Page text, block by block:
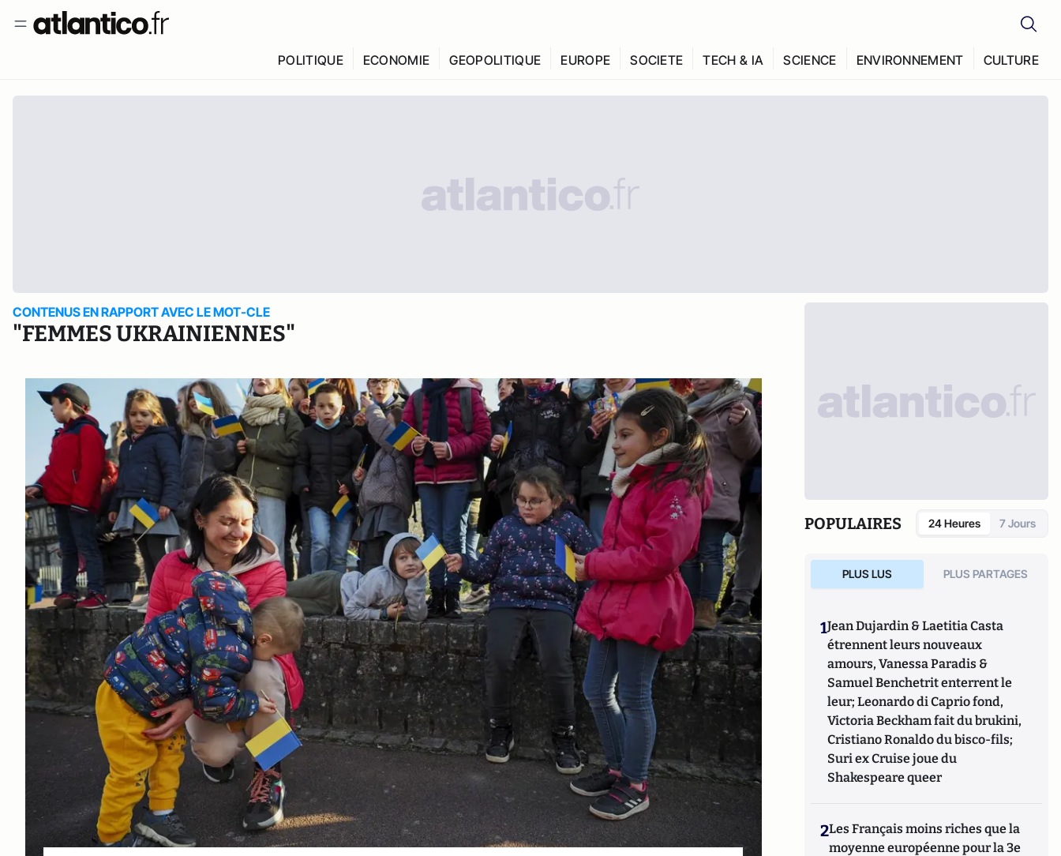
POLITIQUE ECONOMIE GEOPOLITIQUE EUROPE SOCIETE TECH & IA SCIENCE ENVIRONNEMENT CULTURE
CONTENUS EN RAPPORT AVEC LE MOT-CLE
"FEMMES UKRAINIENNES"
POPULAIRES 24 Heures 7 Jours
PLUS LUS PLUS PARTAGES
1Jean Dujardin & Laetitia Casta
étrennent leurs nouveaux
amours, Vanessa Paradis &
Samuel Benchetrit enterrent le
leur; Leonardo di Caprio fond,
Victoria Beckham fait du brukini,
Cristiano Ronaldo du bisco-fils;
Suri ex Cruise joue du
Shakespeare queer
2Les Français moins riches que la
moyenne européenne pour la 3e